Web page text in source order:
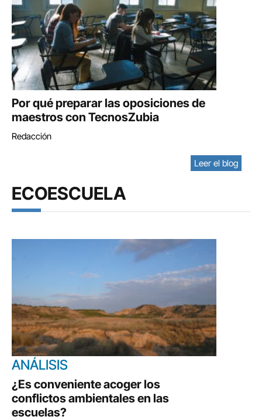
Por qué preparar las oposiciones de
maestros con TecnosZubia
Redacción
Leer el blog
ECOESCUELA
ANÁLISIS
¿Es conveniente acoger los
conflictos ambientales en las
escuelas?